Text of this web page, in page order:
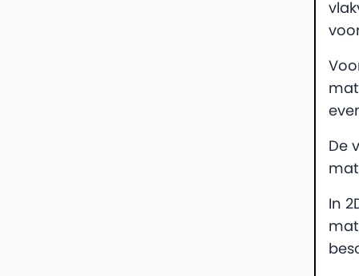
De
In